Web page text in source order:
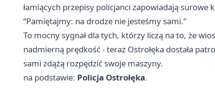
łamiących przepisy policjanci zapowiadają
“Pamiętajmy: na drodze nie jesteśmy sami.”
To mocny sygnał dla tych, którzy liczą na to, że
nadmierną prędkość - teraz Ostrołęka dostała
sami zdążą rozpędzić swoje maszyny.
na podstawie: Policja Ostrołęka.